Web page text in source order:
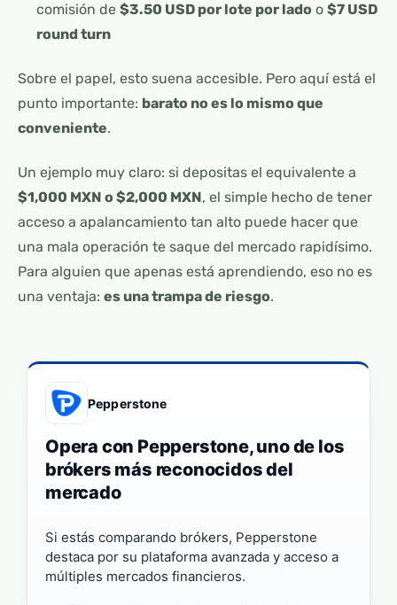
comisión de $3.50 USD por lote por lado o $7 USD
round turn
Sobre el papel, esto suena accesible. Pero aquí está el
punto importante: barato no es lo mismo que
conveniente.
Un ejemplo muy claro: si depositas el equivalente a
$1,000 MXN o $2,000 MXN, el simple hecho de tener
acceso a apalancamiento tan alto puede hacer que
una mala operación te saque del mercado rapidísimo.
Para alguien que apenas está aprendiendo, eso no es
una ventaja: es una trampa de riesgo.
Pepperstone
Opera con Pepperstone, uno de los
brókers más reconocidos del
mercado
Si estás comparando brókers, Pepperstone
destaca por su plataforma avanzada y acceso a
múltiples mercados financieros.